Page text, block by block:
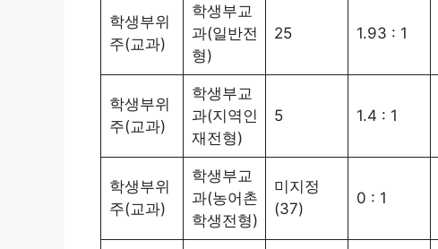
학생부위
주(교과)
학생부교
과(일반전
형)
25 1.93 : 1
학생부위
주(교과)
학생부교
과(지역인
재전형)
5 1.4 : 1
학생부위
주(교과)
학생부교
과(농어촌
학생전형)
미지정
(37)
0 : 1